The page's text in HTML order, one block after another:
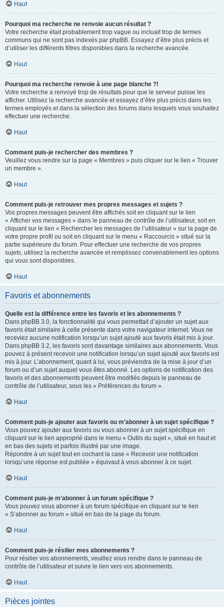
Haut
Pourquoi ma recherche ne renvoie aucun résultat ?
Votre recherche était probablement trop vague ou incluait trop de termes
communs qui ne sont pas indexés par phpBB. Essayez d’être plus précis et
d’utiliser les différents filtres disponibles dans la recherche avancée.
Haut
Pourquoi ma recherche renvoie à une page blanche ?!
Votre recherche a renvoyé trop de résultats pour que le serveur puisse les
afficher. Utilisez la recherche avancée et essayez d’être plus précis dans les
termes employés et dans la sélection des forums dans lesquels vous souhaitez
effectuer une recherche.
Haut
Comment puis-je rechercher des membres ?
Veuillez vous rendre sur la page « Membres » puis cliquer sur le lien « Trouver
un membre ».
Haut
Comment puis-je retrouver mes propres messages et sujets ?
Vos propres messages peuvent être affichés soit en cliquant sur le lien
« Afficher vos messages » dans le panneau de contrôle de l’utilisateur, soit en
cliquant sur le lien « Rechercher les messages de l’utilisateur » sur la page de
votre propre profil ou soit en cliquant sur le menu « Raccourcis » situé sur la
partie supérieure du forum. Pour effectuer une recherche de vos propres
sujets, utilisez la recherche avancée et remplissez convenablement les options
qui vous sont disponibles.
Haut
Favoris et abonnements
Quelle est la différence entre les favoris et les abonnements ?
Dans phpBB 3.0, la fonctionnalité qui vous permettait d’ajouter un sujet aux
favoris était similaire à celle présente dans votre navigateur internet. Vous ne
receviez aucune notification lorsqu’un sujet ajouté aux favoris était mis à jour.
Dans phpBB 3.2, les favoris sont davantage similaires aux abonnements. Vous
pouvez à présent recevoir une notification lorsqu’un sujet ajouté aux favoris est
mis à jour. L’abonnement, quant à lui, vous préviendra de la mise à jour d’un
forum ou d’un sujet auquel vous êtes abonné. Les options de notification des
favoris et des abonnements peuvent être modifiés depuis le panneau de
contrôle de l’utilisateur, sous les « Préférences du forum ».
Haut
Comment puis-je ajouter aux favoris ou m’abonner à un sujet spécifique ?
Vous pouvez ajouter aux favoris ou vous abonner à un sujet spécifique en
cliquant sur le lien approprié dans le menu « Outils du sujet », situé en haut et
en bas des sujets et parfois illustré par une image.
Répondre à un sujet tout en cochant la case « Recevoir une notification
lorsqu’une réponse est publiée » équivaut à vous abonner à ce sujet.
Haut
Comment puis-je m’abonner à un forum spécifique ?
Vous pouvez vous abonner à un forum spécifique en cliquant sur le lien
« S’abonner au forum » situé en bas de la page du forum.
Haut
Comment puis-je résilier mes abonnements ?
Pour résilier vos abonnements, veuillez vous rendre dans le panneau de
contrôle de l’utilisateur et suivre le lien vers vos abonnements.
Haut
Pièces jointes